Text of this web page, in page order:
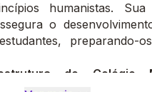
humanistas. Sua
o
preparando-
do Colégio